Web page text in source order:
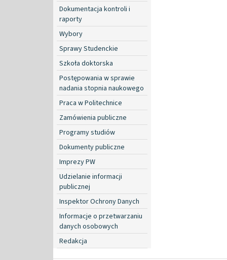
Dokumentacja kontroli i
raporty
Wybory
Sprawy Studenckie
Szkoła doktorska
Postępowania w sprawie
nadania stopnia naukowego
Praca w Politechnice
Zamówienia publiczne
Programy studiów
Dokumenty publiczne
Imprezy PW
Udzielanie informacji
publicznej
Inspektor Ochrony Danych
Informacje o przetwarzaniu
danych osobowych
Redakcja